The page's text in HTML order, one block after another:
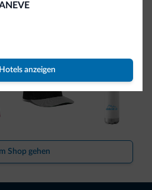
anzeigen
gefragt. Die neue Kollektion
Shop gehen